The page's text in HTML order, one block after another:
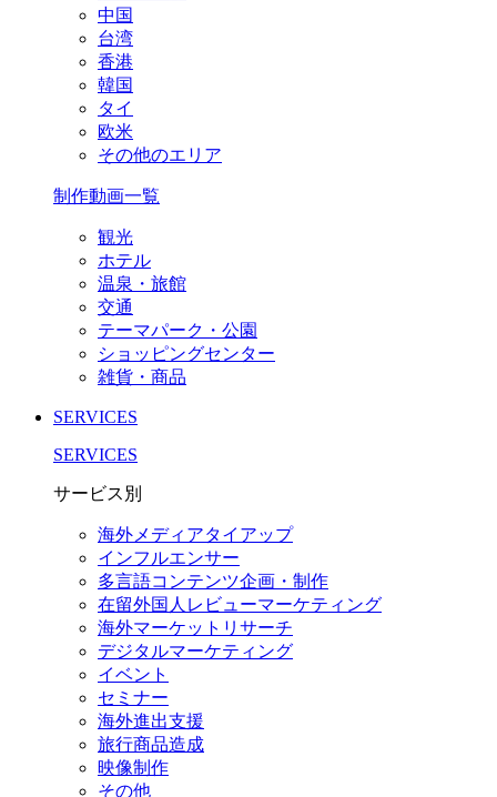
中国
台湾
香港
韓国
タイ
欧米
その他のエリア
制作動画一覧
観光
ホテル
温泉・旅館
交通
テーマパーク・公園
ショッピングセンター
雑貨・商品
SERVICES
SERVICES
サービス別
海外メディアタイアップ
インフルエンサー
多言語コンテンツ企画・制作
在留外国⼈レビューマーケティング
海外マーケットリサーチ
デジタルマーケティング
イベント
セミナー
海外進出支援
旅行商品造成
映像制作
その他